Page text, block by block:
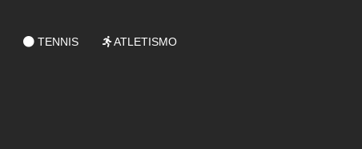
TENNIS ATLETISMO